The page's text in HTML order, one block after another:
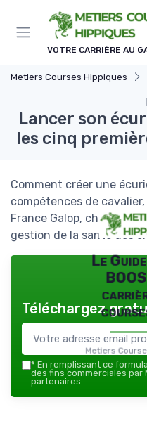
VOTRE CARRIÈRE AU
Metiers Courses Hippiques
Lancer son
les cinq
Comment créer une
compétences de
France Galop, choix des
gestion de la santé des
Le
Metiers
Téléchargez
* En remplissant ce
des fins commerciales par
partenaires.
Panneau de gestion des